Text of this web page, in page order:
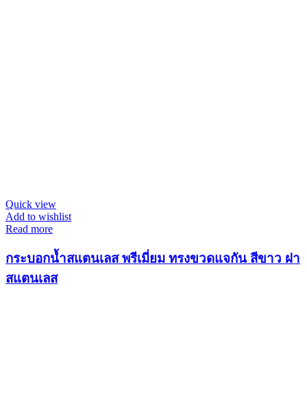
Quick view
Add to wishlist
Read more
กระบอกน้ำสแตนเลส พรีเมี่ยม ทรงขวดแจกัน สีขาว ฝา
สแตนเลส